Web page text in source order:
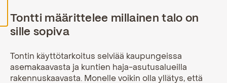
Tontti määrittelee millainen talo on
sille sopiva
Tontin käyttötarkoitus selviää kaupungeissa
asemakaavasta ja kuntien haja-asutusalueilla
rakennuskaavasta. Monelle voikin olla yllätys, että